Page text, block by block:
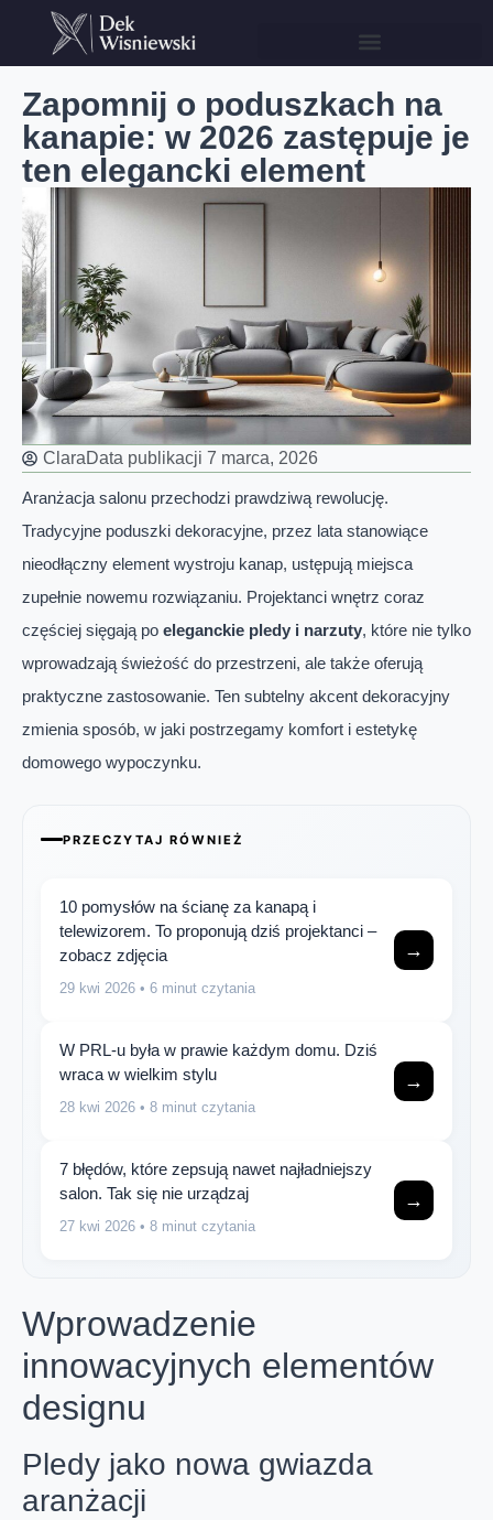
Zapomnij o poduszkach na
kanapie: w 2026 zastępuje je
ten elegancki element
ClaraData publikacji 7 marca, 2026
Aranżacja salonu przechodzi prawdziwą rewolucję.
Tradycyjne poduszki dekoracyjne, przez lata stanowiące
nieodłączny element wystroju kanap, ustępują miejsca
zupełnie nowemu rozwiązaniu. Projektanci wnętrz coraz
częściej sięgają po eleganckie pledy i narzuty, które nie tylko
wprowadzają świeżość do przestrzeni, ale także oferują
praktyczne zastosowanie. Ten subtelny akcent dekoracyjny
zmienia sposób, w jaki postrzegamy komfort i estetykę
domowego wypoczynku.
PRZECZYTAJ RÓWNIEŻ
10 pomysłów na ścianę za kanapą i
telewizorem. To proponują dziś projektanci –
zobacz zdjęcia
29 kwi 2026 • 6 minut czytania
→
W PRL-u była w prawie każdym domu. Dziś
wraca w wielkim stylu
28 kwi 2026 • 8 minut czytania
→
7 błędów, które zepsują nawet najładniejszy
salon. Tak się nie urządzaj
27 kwi 2026 • 8 minut czytania
→
Wprowadzenie
innowacyjnych elementów
designu
Pledy jako nowa gwiazda
aranżacji